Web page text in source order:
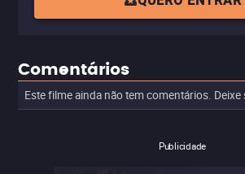
Comentários
Este filme ainda não tem comentários.
Publicidade